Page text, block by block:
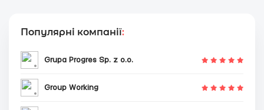
Популярні компанії:
Grupa Progres Sp. z o.o.
Group Working